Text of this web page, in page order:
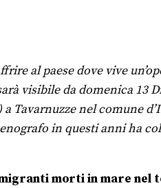
al paese dove vive
visibile da domenica 13
Tavarnuzze nel comune
in questi anni ha
morti in mare